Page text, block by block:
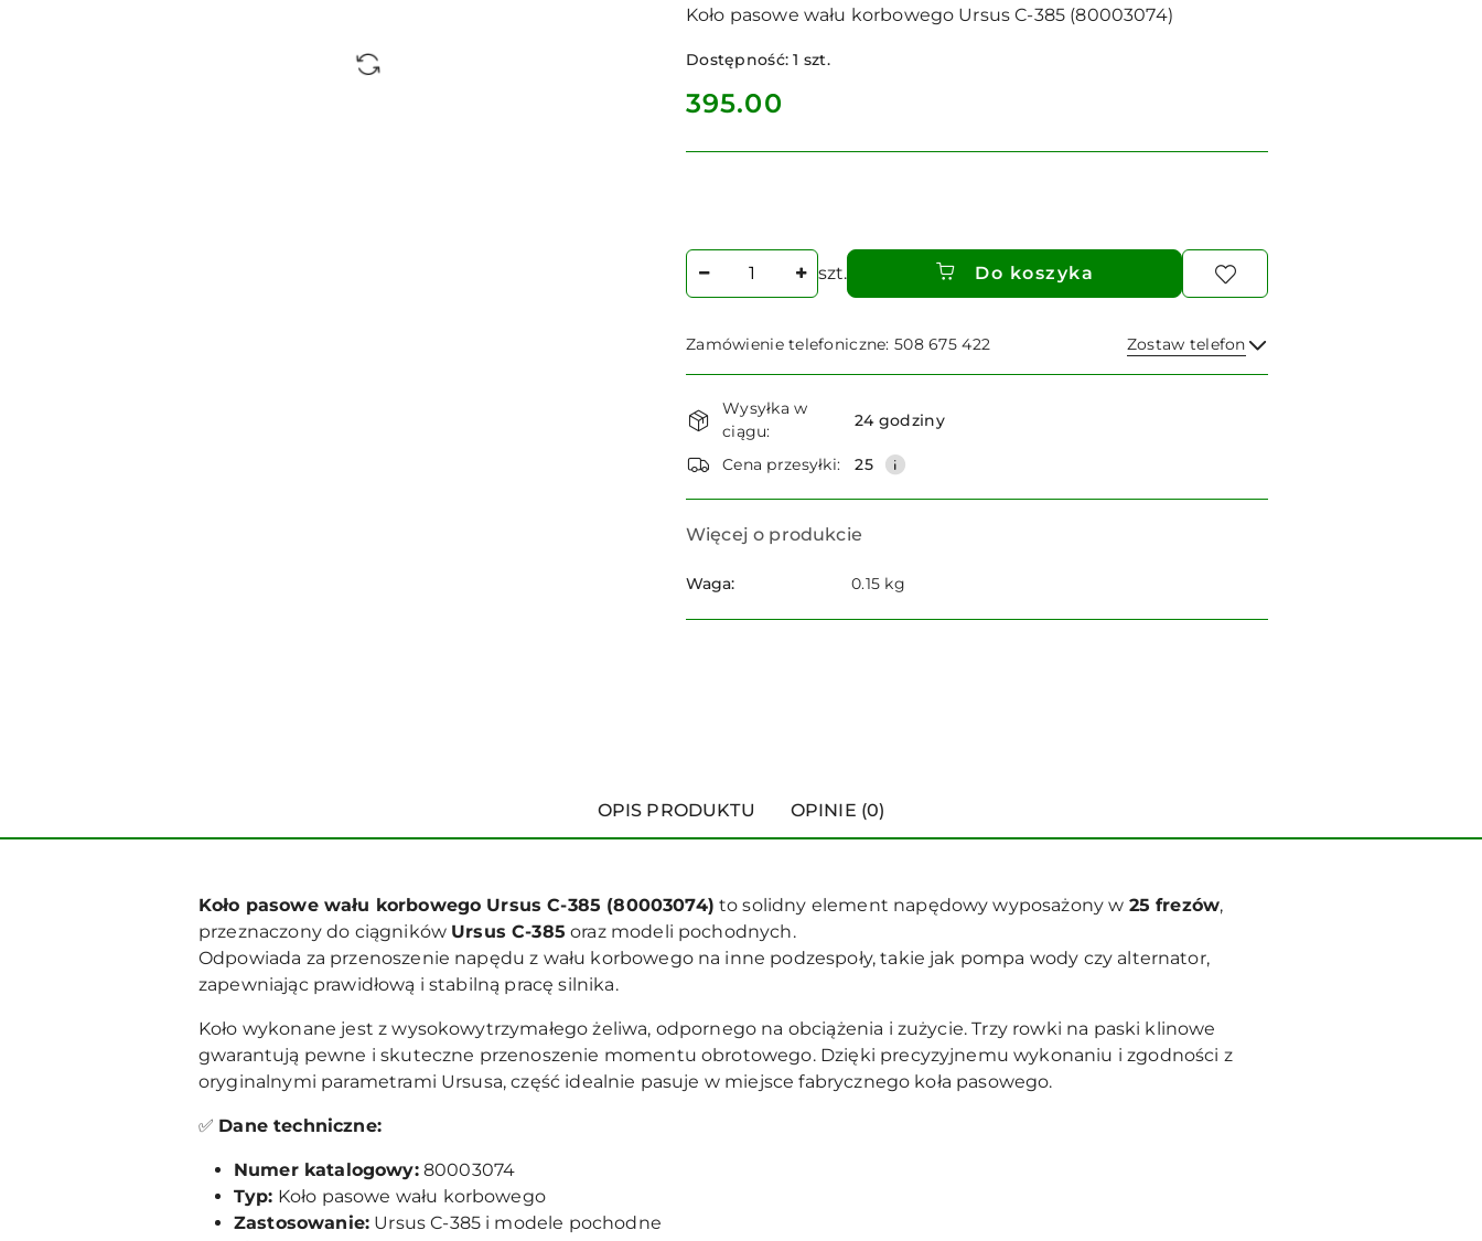
Koło pasowe wału korbowego Ursus C-385 (80003074)
Dostępność:1 szt.
cena:
395.00
Ilość
szt. Do koszyka
Zamówienie telefoniczne: 508 675 422 Zostaw telefon
Wyślij
Dostępność
i
dostawa
Wysyłka w
ciągu:
24 godziny
Cena przesyłki: 25
Więcej o produkcie
Waga: 0.15 kg
OPIS PRODUKTU OPINIE (0)
Koło pasowe wału korbowego Ursus C-385 (80003074) to solidny element napędowy wyposażony w 25 frezów,
przeznaczony do ciągników Ursus C-385 oraz modeli pochodnych.
Odpowiada za przenoszenie napędu z wału korbowego na inne podzespoły, takie jak pompa wody czy alternator,
zapewniając prawidłową i stabilną pracę silnika.
Koło wykonane jest z wysokowytrzymałego żeliwa, odpornego na obciążenia i zużycie. Trzy rowki na paski klinowe
gwarantują pewne i skuteczne przenoszenie momentu obrotowego. Dzięki precyzyjnemu wykonaniu i zgodności z
oryginalnymi parametrami Ursusa, część idealnie pasuje w miejsce fabrycznego koła pasowego.
✅ Dane techniczne:
Numer katalogowy:80003074
Typ: Koło pasowe wału korbowego
Zastosowanie: Ursus C-385 i modele pochodne